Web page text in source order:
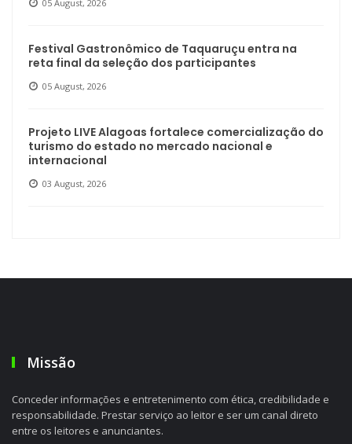
05 August, 2026
Festival Gastronômico de Taquaruçu entra na
reta final da seleção dos participantes
05 August, 2026
Projeto LIVE Alagoas fortalece comercialização do
turismo do estado no mercado nacional e
internacional
03 August, 2026
Missão
Conceder informações e entretenimento com ética, credibilidade e
responsabilidade. Prestar serviço ao leitor e ser um canal direto
entre os leitores e anunciantes.